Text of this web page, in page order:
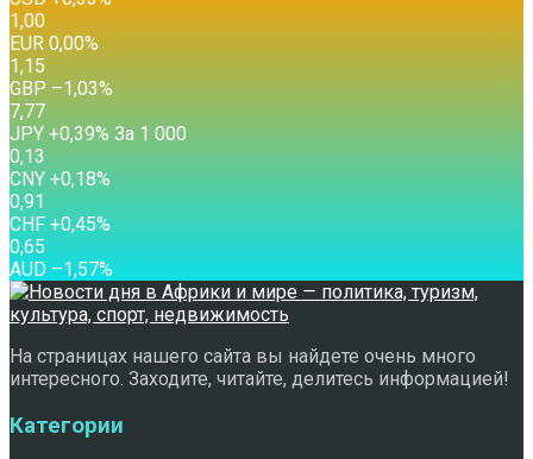
1,00
EUR 0,00%
1,15
GBP –1,03%
7,77
JPY +0,39% За 1 000
0,13
CNY +0,18%
0,91
CHF +0,45%
0,65
AUD –1,57%
На страницах нашего сайта вы найдете очень много
интересного. Заходите, читайте, делитесь информацией!
Категории